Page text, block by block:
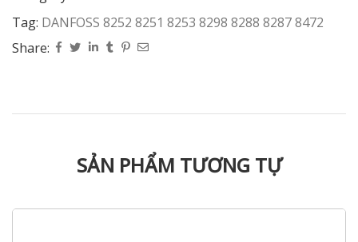
Tag: DANFOSS 8252 8251 8253 8298 8288 8287 8472
Share:
SẢN PHẨM TƯƠNG TỰ